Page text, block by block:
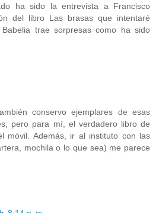
ha sido la entrevista a Francisco
del libro Las brasas que intentaré
Babelia trae sorpresas como ha sido
conservo ejemplares de esas
pero para mí, el verdadero libro de
móvil. Además, ir al instituto con las
mochila o lo que sea) me parece